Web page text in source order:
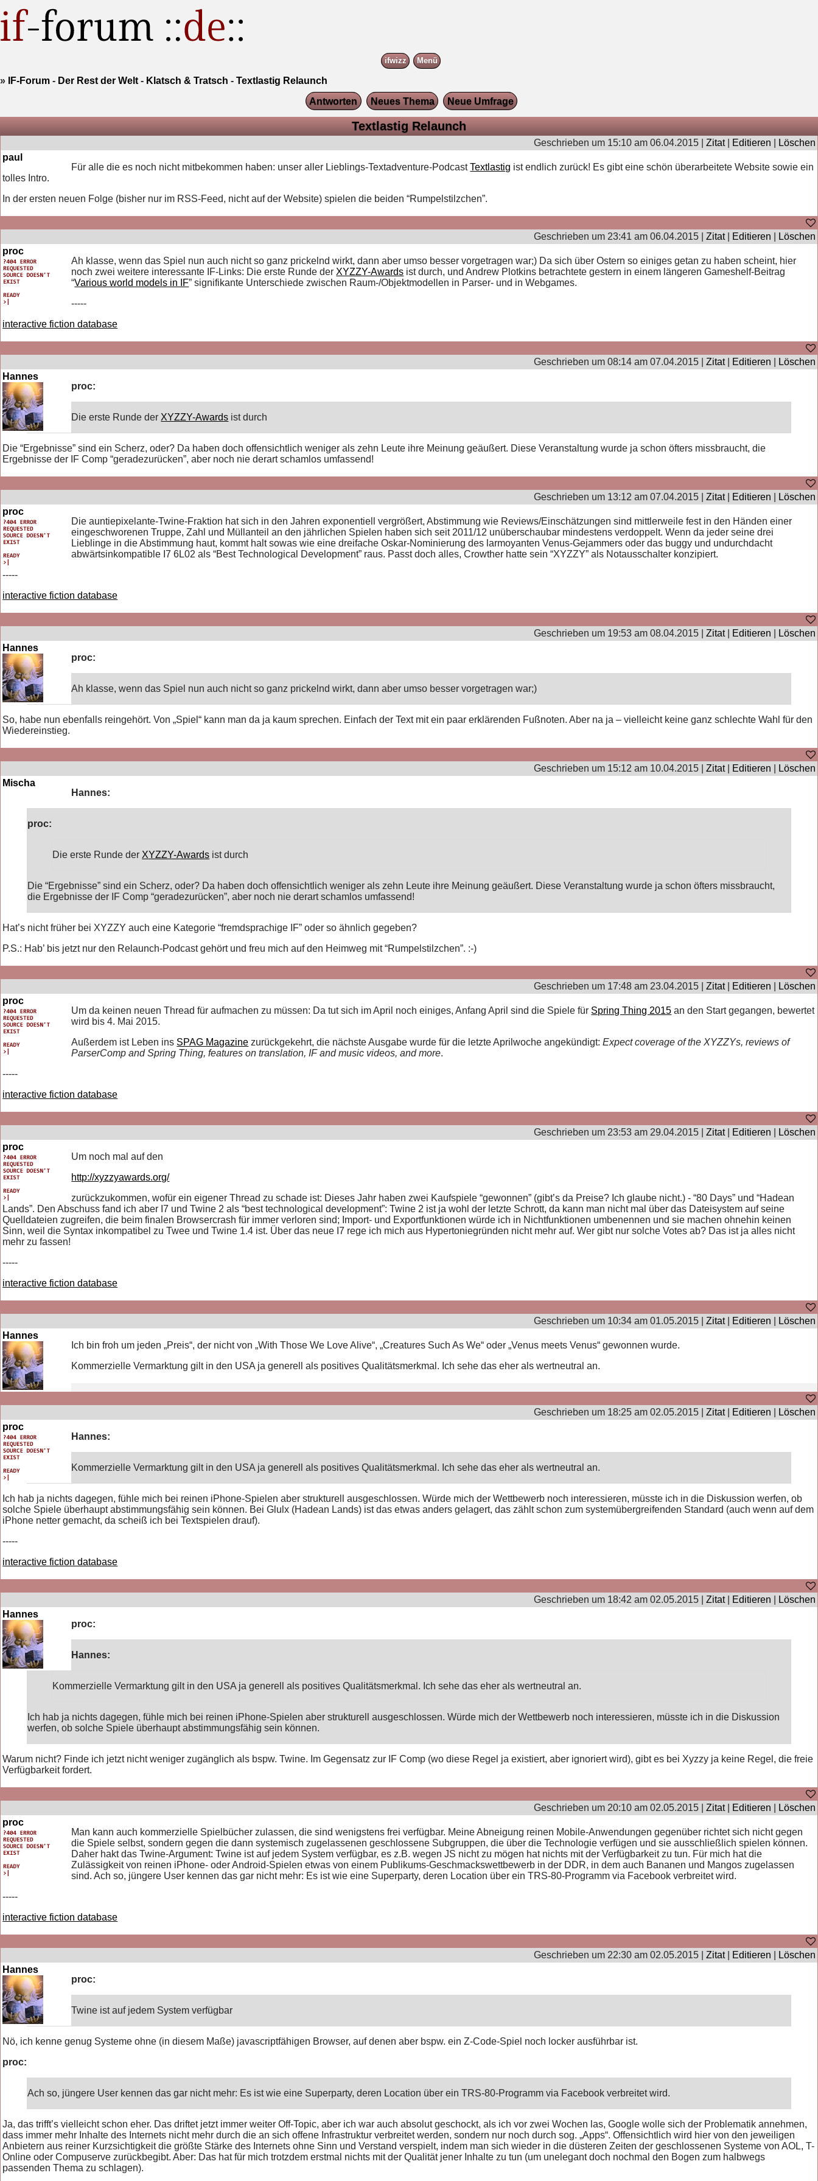
ifwizz Menü
» IF-Forum - Der Rest der Welt - Klatsch & Tratsch - Textlastig Relaunch
Antworten
Neues Thema Neue Umfrage
Textlastig Relaunch
Geschrieben um 15:10 am 06.04.2015 | Zitat| Editieren
Löschen
paul
Für alle die es noch nicht mitbekommen haben: unser aller Lieblings-Textadventure-PodcastTextlastig ist endlich zurück! Es gibt eine schön überarbeitete Website sowie ein
tolles Intro.
In der ersten neuen Folge (bisher nur im RSS-Feed, nicht auf der Website) spielen die beiden “Rumpelstilzchen”.
Geschrieben um 23:41 am 06.04.2015 | Zitat| Editieren
Löschen
proc
Ah klasse, wenn das Spiel nun auch nicht so ganz prickelnd wirkt, dann aber umso besser vorgetragen war;) Da sich über Ostern so einiges getan zu haben scheint, hier
noch zwei weitere interessante IF-Links: Die erste Runde der XYZZY-Awards ist durch, und Andrew Plotkins betrachtete gestern in einem längeren Gameshelf-Beitrag
“Various world models in IF” signifikante Unterschiede zwischen Raum-/Objektmodellen in Parser- und in Webgames.
-----
interactive fiction database
Geschrieben um 08:14 am 07.04.2015 | Zitat| Editieren
Löschen
Hannes
proc:
Die erste Runde der XYZZY-Awards ist durch
Die “Ergebnisse” sind ein Scherz, oder? Da haben doch offensichtlich weniger als zehn Leute ihre Meinung geäußert. Diese Veranstaltung wurde ja schon öfters missbraucht, die
Ergebnisse der IF Comp “geradezurücken”, aber noch nie derart schamlos umfassend!
Geschrieben um 13:12 am 07.04.2015 | Zitat| Editieren
Löschen
proc
Die auntiepixelante-Twine-Fraktion hat sich in den Jahren exponentiell vergrößert, Abstimmung wie Reviews/Einschätzungen sind mittlerweile fest in den Händen einer
eingeschworenen Truppe, Zahl und Müllanteil an den jährlichen Spielen haben sich seit 2011/12 unüberschaubar mindestens verdoppelt. Wenn da jeder seine drei
Lieblinge in die Abstimmung haut, kommt halt sowas wie eine dreifache Oskar-Nominierung des larmoyanten Venus-Gejammers oder das buggy und undurchdacht
abwärtsinkompatible I7 6L02 als “Best Technological Development” raus. Passt doch alles, Crowther hatte sein “XYZZY” als Notausschalter konzipiert.
-----
interactive fiction database
Geschrieben um 19:53 am 08.04.2015 | Zitat| Editieren
Löschen
Hannes
proc:
Ah klasse, wenn das Spiel nun auch nicht so ganz prickelnd wirkt, dann aber umso besser vorgetragen war;)
So, habe nun ebenfalls reingehört. Von „Spiel“ kann man da ja kaum sprechen. Einfach der Text mit ein paar erklärenden Fußnoten. Aber na ja – vielleicht keine ganz schlechte Wahl für den
Wiedereinstieg.
Geschrieben um 15:12 am 10.04.2015 | Zitat| Editieren
Löschen
Mischa
Hannes:
proc:
Die erste Runde der XYZZY-Awards ist durch
Die “Ergebnisse” sind ein Scherz, oder? Da haben doch offensichtlich weniger als zehn Leute ihre Meinung geäußert. Diese Veranstaltung wurde ja schon öfters missbraucht,
die Ergebnisse der IF Comp “geradezurücken”, aber noch nie derart schamlos umfassend!
Hat’s nicht früher bei XYZZY auch eine Kategorie “fremdsprachige IF” oder so ähnlich gegeben?
P.S.: Hab’ bis jetzt nur den Relaunch-Podcast gehört und freu mich auf den Heimweg mit “Rumpelstilzchen”. :-)
Geschrieben um 17:48 am 23.04.2015 | Zitat| Editieren
Löschen
proc
Um da keinen neuen Thread für aufmachen zu müssen: Da tut sich im April noch einiges, Anfang April sind die Spiele für Spring Thing 2015 an den Start gegangen, bewertet
wird bis 4. Mai 2015.
Außerdem ist Leben ins SPAG Magazine zurückgekehrt, die nächste Ausgabe wurde für die letzte Aprilwoche angekündigt:Expect coverage of the XYZZYs, reviews of
ParserComp and Spring Thing, features on translation, IF and music videos, and more.
-----
interactive fiction database
Geschrieben um 23:53 am 29.04.2015 | Zitat| Editieren
Löschen
proc
Um noch mal auf den
http://xyzzyawards.org/
zurückzukommen, wofür ein eigener Thread zu schade ist: Dieses Jahr haben zwei Kaufspiele “gewonnen” (gibt’s da Preise? Ich glaube nicht.) - “80 Days” und “Hadean
Lands”. Den Abschuss fand ich aber I7 und Twine 2 als “best technological development”: Twine 2 ist ja wohl der letzte Schrott, da kann man nicht mal über das Dateisystem auf seine
Quelldateien zugreifen, die beim finalen Browsercrash für immer verloren sind; Import- und Exportfunktionen würde ich in Nichtfunktionen umbenennen und sie machen ohnehin keinen
Sinn, weil die Syntax inkompatibel zu Twee und Twine 1.4 ist. Über das neue I7 rege ich mich aus Hypertoniegründen nicht mehr auf. Wer gibt nur solche Votes ab? Das ist ja alles nicht
mehr zu fassen!
-----
interactive fiction database
Geschrieben um 10:34 am 01.05.2015 | Zitat| Editieren
Löschen
Hannes
Ich bin froh um jeden „Preis“, der nicht von „With Those We Love Alive“, „Creatures Such As We“ oder „Venus meets Venus“ gewonnen wurde.
Kommerzielle Vermarktung gilt in den USA ja generell als positives Qualitätsmerkmal. Ich sehe das eher als wertneutral an.
Geschrieben um 18:25 am 02.05.2015 | Zitat| Editieren
Löschen
proc
Hannes:
Kommerzielle Vermarktung gilt in den USA ja generell als positives Qualitätsmerkmal. Ich sehe das eher als wertneutral an.
Ich hab ja nichts dagegen, fühle mich bei reinen iPhone-Spielen aber strukturell ausgeschlossen. Würde mich der Wettbewerb noch interessieren, müsste ich in die Diskussion werfen, ob
solche Spiele überhaupt abstimmungsfähig sein können. Bei Glulx (Hadean Lands) ist das etwas anders gelagert, das zählt schon zum systemübergreifenden Standard (auch wenn auf dem
iPhone netter gemacht, da scheiß ich bei Textspielen drauf).
-----
interactive fiction database
Geschrieben um 18:42 am 02.05.2015 | Zitat| Editieren
Löschen
Hannes
proc:
Hannes:
Kommerzielle Vermarktung gilt in den USA ja generell als positives Qualitätsmerkmal. Ich sehe das eher als wertneutral an.
Ich hab ja nichts dagegen, fühle mich bei reinen iPhone-Spielen aber strukturell ausgeschlossen. Würde mich der Wettbewerb noch interessieren, müsste ich in die Diskussion
werfen, ob solche Spiele überhaupt abstimmungsfähig sein können.
Warum nicht? Finde ich jetzt nicht weniger zugänglich als bspw. Twine. Im Gegensatz zur IF Comp (wo diese Regel ja existiert, aber ignoriert wird), gibt es bei Xyzzy ja keine Regel, die freie
Verfügbarkeit fordert.
Geschrieben um 20:10 am 02.05.2015 | Zitat| Editieren
Löschen
proc
Man kann auch kommerzielle Spielbücher zulassen, die sind wenigstens frei verfügbar. Meine Abneigung reinen Mobile-Anwendungen gegenüber richtet sich nicht gegen
die Spiele selbst, sondern gegen die dann systemisch zugelassenen geschlossene Subgruppen, die über die Technologie verfügen und sie ausschließlich spielen können.
Daher hakt das Twine-Argument: Twine ist auf jedem System verfügbar, es z.B. wegen JS nicht zu mögen hat nichts mit der Verfügbarkeit zu tun. Für mich hat die
Zulässigkeit von reinen iPhone- oder Android-Spielen etwas von einem Publikums-Geschmackswettbewerb in der DDR, in dem auch Bananen und Mangos zugelassen
sind. Ach so, jüngere User kennen das gar nicht mehr: Es ist wie eine Superparty, deren Location über ein TRS-80-Programm via Facebook verbreitet wird.
-----
interactive fiction database
Geschrieben um 22:30 am 02.05.2015 | Zitat| Editieren
Löschen
Hannes
proc:
Twine ist auf jedem System verfügbar
Nö, ich kenne genug Systeme ohne (in diesem Maße) javascriptfähigen Browser, auf denen aber bspw. ein Z-Code-Spiel noch locker ausführbar ist.
proc:
Ach so, jüngere User kennen das gar nicht mehr: Es ist wie eine Superparty, deren Location über ein TRS-80-Programm via Facebook verbreitet wird.
Ja, das trifft’s vielleicht schon eher. Das driftet jetzt immer weiter Off-Topic, aber ich war auch absolut geschockt, als ich vor zwei Wochen las, Google wolle sich der Problematik annehmen,
dass immer mehr Inhalte des Internets nicht mehr durch die an sich offene Infrastruktur verbreitet werden, sondern nur noch durch sog. „Apps“. Offensichtlich wird hier von den jeweiligen
Anbietern aus reiner Kurzsichtigkeit die größte Stärke des Internets ohne Sinn und Verstand verspielt, indem man sich wieder in die düsteren Zeiten der geschlossenen Systeme von AOL, T-
Online oder Compuserve zurückbegibt. Aber: Das hat für mich trotzdem erstmal nichts mit der Qualität jener Inhalte zu tun (um unelegant doch nochmal den Bogen zum halbwegs
passenden Thema zu schlagen).